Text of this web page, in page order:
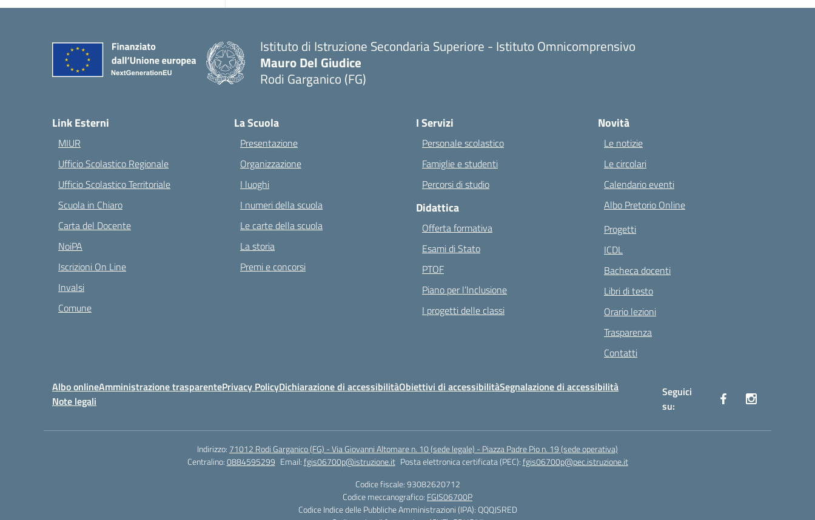
Istituto di Istruzione Secondaria Superiore - Istituto Omnicomprensivo
Mauro Del Giudice
Rodi Garganico (FG)
Link Esterni
MIUR
Ufficio Scolastico Regionale
Ufficio Scolastico Territoriale
Scuola in Chiaro
Carta del Docente
NoiPA
Iscrizioni On Line
Invalsi
Comune
La Scuola
Presentazione
Organizzazione
I luoghi
I numeri della scuola
Le carte della scuola
La storia
Premi e concorsi
I Servizi
Personale scolastico
Famiglie e studenti
Percorsi di studio
Didattica
Offerta formativa
Esami di Stato
PTOF
Piano per l’Inclusione
I progetti delle classi
Novità
Le notizie
Le circolari
Calendario eventi
Albo Pretorio Online
Progetti
ICDL
Bacheca docenti
Libri di testo
Orario lezioni
Trasparenza
Contatti
Albo onlineAmministrazione trasparentePrivacy PolicyDichiarazione di accessibilitàObiettivi di accessibilitàSegnalazione di accessibilità
Note legali
Seguici
su:
Indirizzo: 71012 Rodi Garganico (FG) - Via Giovanni Altomare n. 10 (sede legale) - Piazza Padre Pio n. 19 (sede operativa)
Centralino:0884595299 Email:fgis06700p@istruzione.it Posta elettronica certificata (PEC):fgis06700p@pec.istruzione.it
Codice fiscale: 93082620712
Codice meccanografico: FGIS06700P
Codice Indice delle Pubbliche Amministrazioni (IPA): QQQJSRED